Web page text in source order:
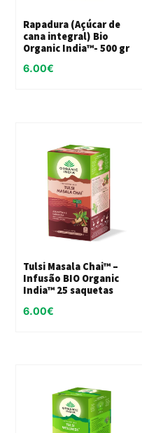
Rapadura (Açúcar de
cana integral) Bio
Organic India™- 500 gr
6.00€
Tulsi Masala Chai™ –
Infusão BIO Organic
India™ 25 saquetas
6.00€